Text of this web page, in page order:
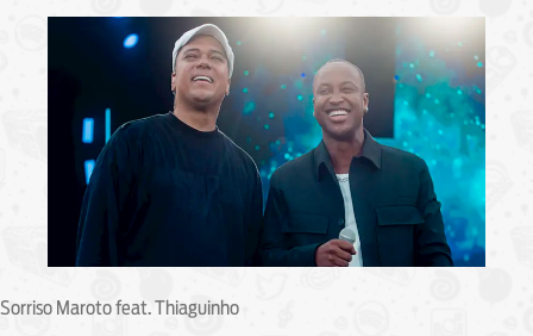
Sorriso Maroto feat. Thiaguinho